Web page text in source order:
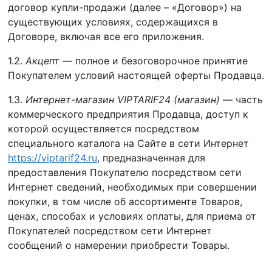
договор купли-продажи (далее – «Договор») на
существующих условиях, содержащихся в
Договоре, включая все его приложения.
1.2. Акцепт — полное и безоговорочное принятие
Покупателем условий настоящей оферты Продавца.
1.3. Интернет-магазин VIPTARIF24 (магазин) — часть
коммерческого предприятия Продавца, доступ к
которой осуществляется посредством
специального каталога на Сайте в сети Интернет
https://viptarif24.ru, предназначенная для
предоставления Покупателю посредством сети
Интернет сведений, необходимых при совершении
покупки, в том числе об ассортименте Товаров,
ценах, способах и условиях оплаты, для приема от
Покупателей посредством сети Интернет
сообщений о намерении приобрести Товары.